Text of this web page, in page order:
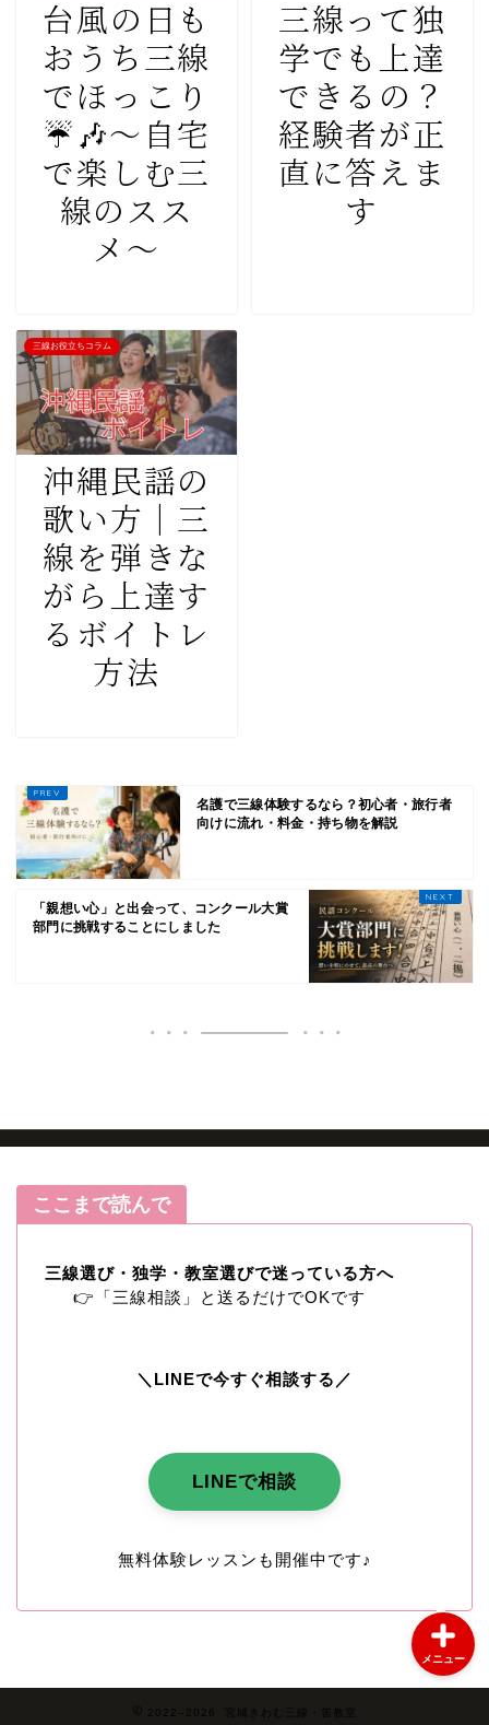
台風の日も
おうち三線
でほっこり
☔️🎶〜自宅
で楽しむ三
線のスス
メ〜
三線って独
学でも上達
できるの？
経験者が正
直に答えま
す
三線お役立ちコラム
沖縄民謡の
歌い方｜三
線を弾きな
がら上達す
るボイトレ
方法
名護で三線体験するなら？初心者・旅行者
向けに流れ・料金・持ち物を解説
「親想い心」と出会って、コンクール大賞
部門に挑戦することにしました
ここまで読んで
三線選び・独学・教室選びで迷っている方へ
👉「三線相談」と送るだけでOKです
＼LINEで今すぐ相談する／
LINEで相談
無料体験レッスンも開催中です♪
2022–2026 宮城きわむ三線・笛教室
メニュー
ブログ記事
コンクール・沖縄民謡
三線教師日記
教室のご案内
よくある質問（FAQ）